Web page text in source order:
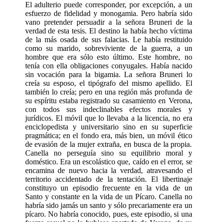
El adulterio puede corresponder, por excepción, a un
esfuerzo de fidelidad y monogamia. Pero habría sido
vano pretender persuadir a la señora Bruneri de la
verdad de esta tesis. El destino la había hecho víctima
de la más osada de sus falacias. Le había restituido
como su marido, sobreviviente de la guerra, a un
hombre que era sólo esto último. Este hombre, no
tenía con ella obligaciones conyugales. Había nacido
sin vocación para la bigamia. La señora Bruneri lo
creía su esposo, el tipógrafo del mismo apellido. El
también lo creía; pero en una región más profunda de
su espíritu estaba registrado su casamiento en Verona,
con todos sus indeclinables efectos morales y
jurídicos. El móvil que lo llevaba a la licencia, no era
enciclopedista y universitario sino en su superficie
pragmática; en el fondo era, más bien, un móvil ético
de evasión de la mujer extraña, en busca de la propia.
Canella no perseguía sino su equilibrio moral y
doméstico. Era un escolástico que, caído en el error, se
encamina de nuevo hacia la verdad, atravesando el
territorio accidentado de la tentación. El libertinaje
constituyo un episodio frecuente en la vida de un
Santo y constante en la vida de un Pícaro. Canella no
habría sido jamás un santo y sólo precariamente era un
pícaro. No habría conocido, pues, este episodio, si una